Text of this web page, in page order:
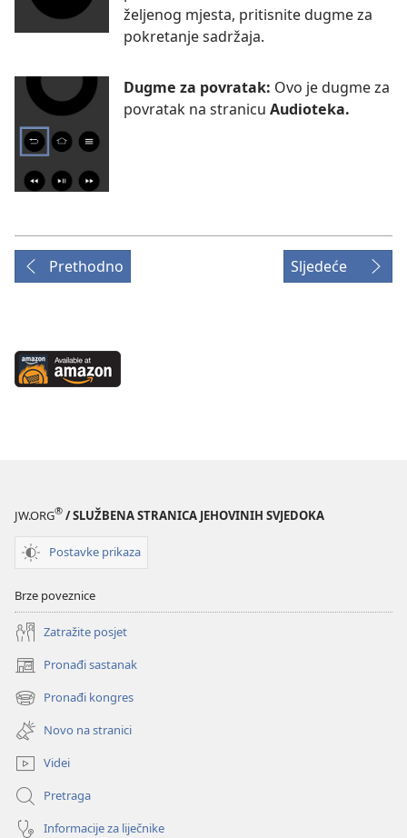
željenog mjesta, pritisnite dugme za
pokretanje sadržaja.
Dugme za povratak: Ovo je dugme za
povratak na stranicu Audioteka.
Prethodno Sljedeće
Available
at
JW.ORG® / SLUŽBENA STRANICA JEHOVINIH SVJEDOKA
Postavke prikaza
Brze poveznice
Zatražite posjet
Pronađi sastanak
(otvara
se
novi
prozor)
Pronađi kongres
(otvara
se
novi
prozor)
Novo na stranici
Videi
Pretraga
Informacije za liječnike